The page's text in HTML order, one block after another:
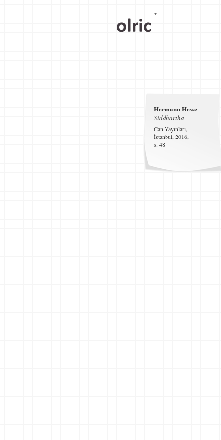
*
Hermann Hesse
Siddhartha
Can Yayınları,
İstanbul, 2016,
s. 48